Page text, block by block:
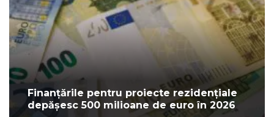
Finanțările pentru proiecte rezidențiale
depășesc 500 milioane de euro în 2026